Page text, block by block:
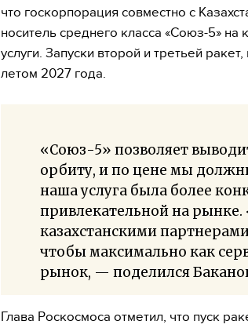
что госкорпорация совместно с
носитель среднего класса «Союз-5»
услуги. Запуски второй и третьей
летом 2027 года.
«Союз-5» позволяет
орбиту, и по цене мы
наша услуга была более
привлекательной на
казахстанскими
чтобы максимально как
рынок, — поделился
Глава Роскосмоса отметил, что пуск